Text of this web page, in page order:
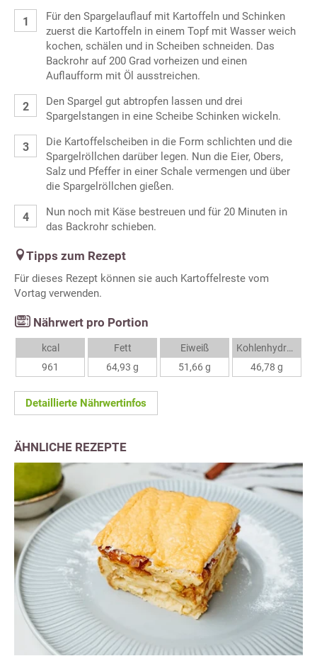
Für den Spargelauflauf mit Kartoffeln und Schinken
zuerst die Kartoffeln in einem Topf mit Wasser weich
kochen, schälen und in Scheiben schneiden. Das
Backrohr auf 200 Grad vorheizen und einen
Auflaufform mit Öl ausstreichen.
Den Spargel gut abtropfen lassen und drei
Spargelstangen in eine Scheibe Schinken wickeln.
Die Kartoffelscheiben in die Form schlichten und die
Spargelröllchen darüber legen. Nun die Eier, Obers,
Salz und Pfeffer in einer Schale vermengen und über
die Spargelröllchen gießen.
Nun noch mit Käse bestreuen und für 20 Minuten in
das Backrohr schieben.
Tipps zum Rezept
Für dieses Rezept können sie auch Kartoffelreste vom
Vortag verwenden.
Nährwert pro Portion
kcal
961
Fett
64,93 g
Eiweiß
51,66 g
Kohlenhydrate
46,78 g
Detaillierte Nährwertinfos
ÄHNLICHE REZEPTE